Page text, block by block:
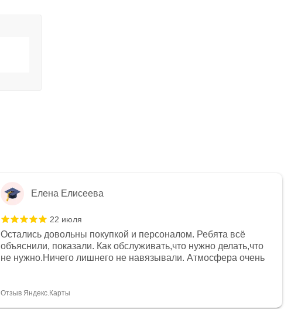
Елена Елисеева
22 июля
Остались довольны покупкой и персоналом. Ребята всё
объяснили, показали. Как обслуживать,что нужно делать,что
не нужно.Ничего лишнего не навязывали. Атмосфера очень
огромное спасибо Дмитрию, за клиентоориентированность и
Отзыв Яндекс.Карты